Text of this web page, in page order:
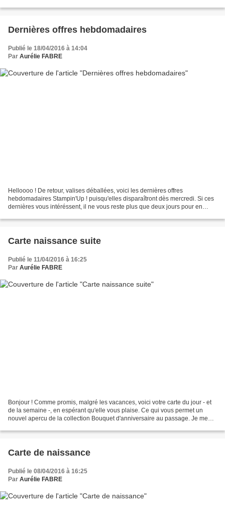
Dernières offres hebdomadaires
Publié le 18/04/2016 à 14:04
Par Aurélie FABRE
Helloooo ! De retour, valises déballées, voici les dernières offres
hebdomadaires Stampin'Up ! puisqu'elles disparaîtront dès mercredi. Si ces
dernières vous intéréssent, il ne vous reste plus que deux jours pour en
Carte naissance suite
Publié le 11/04/2016 à 16:25
Par Aurélie FABRE
Bonjour ! Comme promis, malgré les vacances, voici votre carte du jour - et
de la semaine -, en espérant qu'elle vous plaise. Ce qui vous permet un
nouvel apercu de la collection Bouquet d'anniversaire au passage. Je me
Carte de naissance
Publié le 08/04/2016 à 16:25
Par Aurélie FABRE